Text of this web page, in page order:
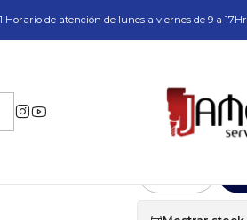
Técnico
Horario de atención de lunes a viernes de 9 a
Sierra